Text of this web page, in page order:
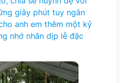
giây phút tuy ngắn
anh em thêm một kỷ
nhớ nhân dịp lễ đặc